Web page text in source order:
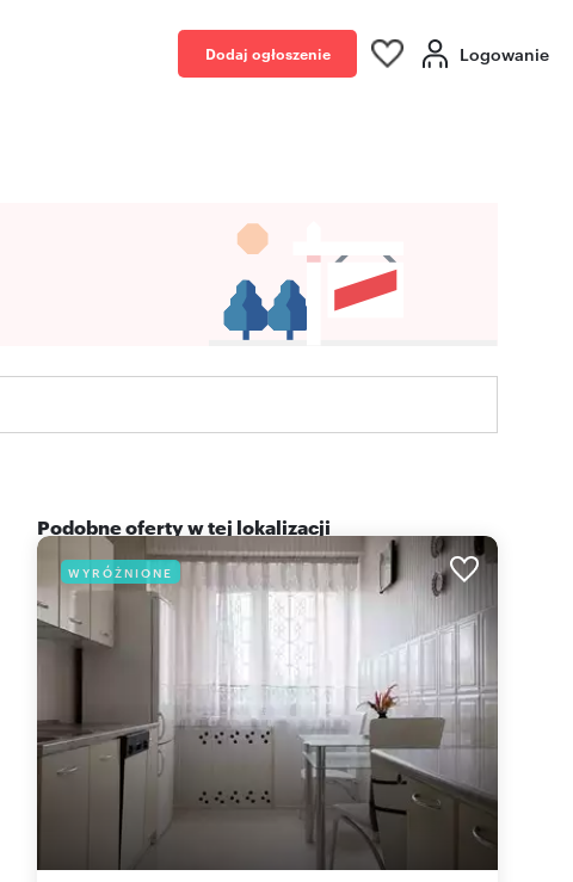
Dodaj ogłoszenie Logowanie
Podobne oferty w tej lokalizacji
WYRÓŻNIONE